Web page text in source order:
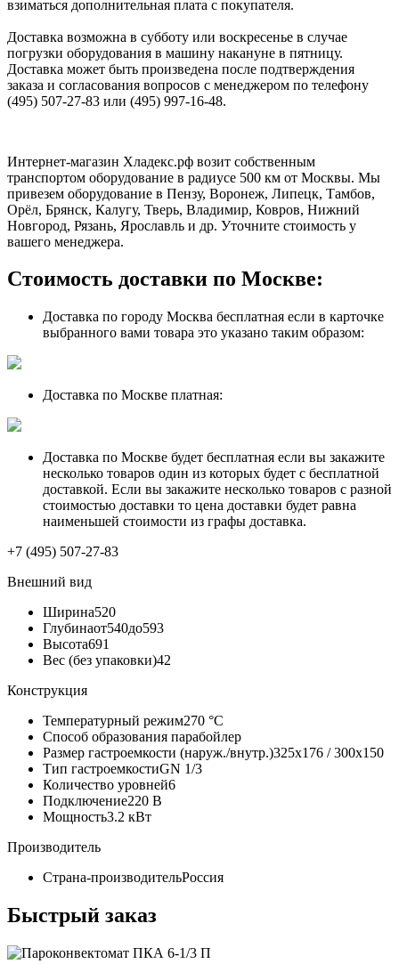
взиматься дополнительная плата с покупателя.
Доставка возможна в субботу или воскресенье в случае
погрузки оборудования в машину накануне в пятницу.
Доставка может быть произведена после подтверждения
заказа и согласования вопросов с менеджером по телефону
(495) 507-27-83 или (495) 997-16-48.
Интернет-магазин Хладекс.рф возит собственным
транспортом оборудование в радиусе 500 км от Москвы. Мы
привезем оборудование в Пензу, Воронеж, Липецк, Тамбов,
Орёл, Брянск, Калугу, Тверь, Владимир, Ковров, Нижний
Новгород, Рязань, Ярославль и др. Уточните стоимость у
вашего менеджера.
Стоимость доставки по Москве:
Доставка по городу Москва бесплатная если в карточке
выбранного вами товара это указано таким образом:
Доставка по Москве платная:
Доставка по Москве будет бесплатная если вы закажите
несколько товаров один из которых будет с бесплатной
доставкой. Если вы закажите несколько товаров с разной
стоимостью доставки то цена доставки будет равна
наименьшей стоимости из графы доставка.
+7 (495) 507-27-83
Внешний вид
Ширина520
Глубинаот540до593
Высота691
Вес (без упаковки)42
Конструкция
Температурный режим270 °С
Способ образования парабойлер
Размер гастроемкости (наруж./внутр.)325x176 / 300x150
Тип гастроемкостиGN 1/3
Количество уровней6
Подключение220 В
Мощность3.2 кВт
Производитель
Страна-производительРоссия
Быстрый заказ